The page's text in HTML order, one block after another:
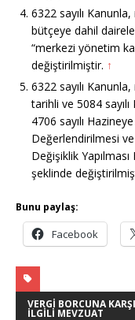
6322 sayılı
bütçeye dahil
“merkezi yönetim
değiştirilmiştir. ↑
6322 sayılı
tarihli ve 5084
4706 sayılı
Değerlendirilmesi
Değişiklik
şeklinde
Bunu paylaş:
Facebook
VERGI BORCUNA
İLGILI MEVZUAT